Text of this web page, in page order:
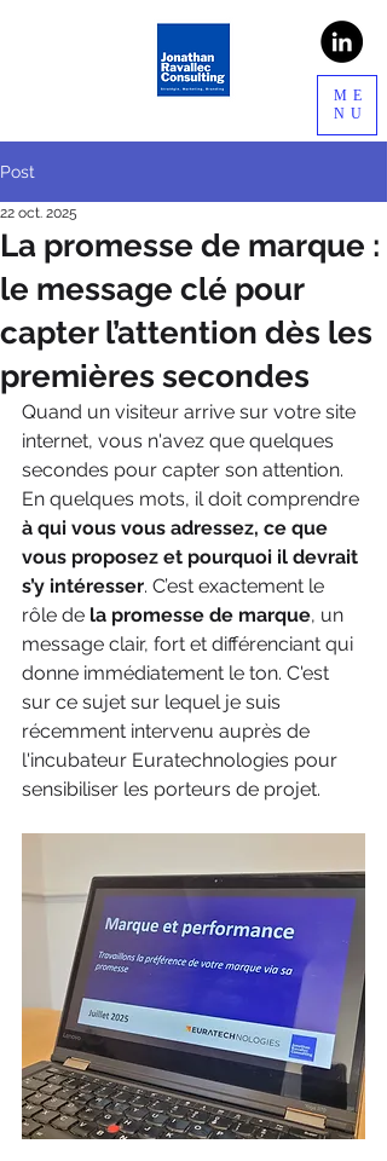
ME
NU
Post
La promesse de marque :
le message clé pour
capter l’attention dès les
premières secondes
22 oct. 2025
Quand un visiteur arrive sur votre site
internet, vous n'avez que quelques
secondes pour capter son attention.
En quelques mots, il doit comprendre
à qui vous vous adressez, ce que
vous proposez et pourquoi il devrait
s’y intéresser. C’est exactement le
rôle de la promesse de marque, un
message clair, fort et différenciant qui
donne immédiatement le ton. C'est
sur ce sujet sur lequel je suis
récemment intervenu auprès de
l'incubateur Euratechnologies pour
sensibiliser les porteurs de projet.